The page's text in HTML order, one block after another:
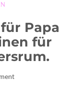
Papa
für